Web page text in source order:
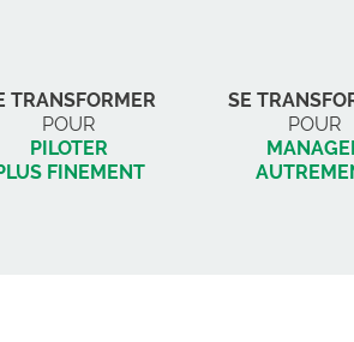
TRANSFORMER
POUR
PILOTER
FINEMENT
SE
POUR